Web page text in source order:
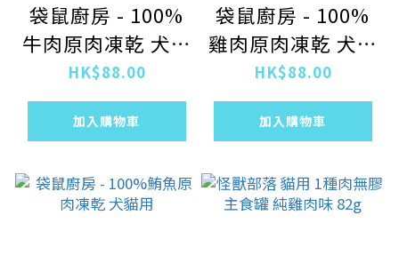
袋鼠廚房 - 100%
牛肉原肉凍乾 犬貓
用
HK$88.00
加入購物車
袋鼠廚房 - 100%
雞肉原肉凍乾 犬貓
用
HK$88.00
加入購物車